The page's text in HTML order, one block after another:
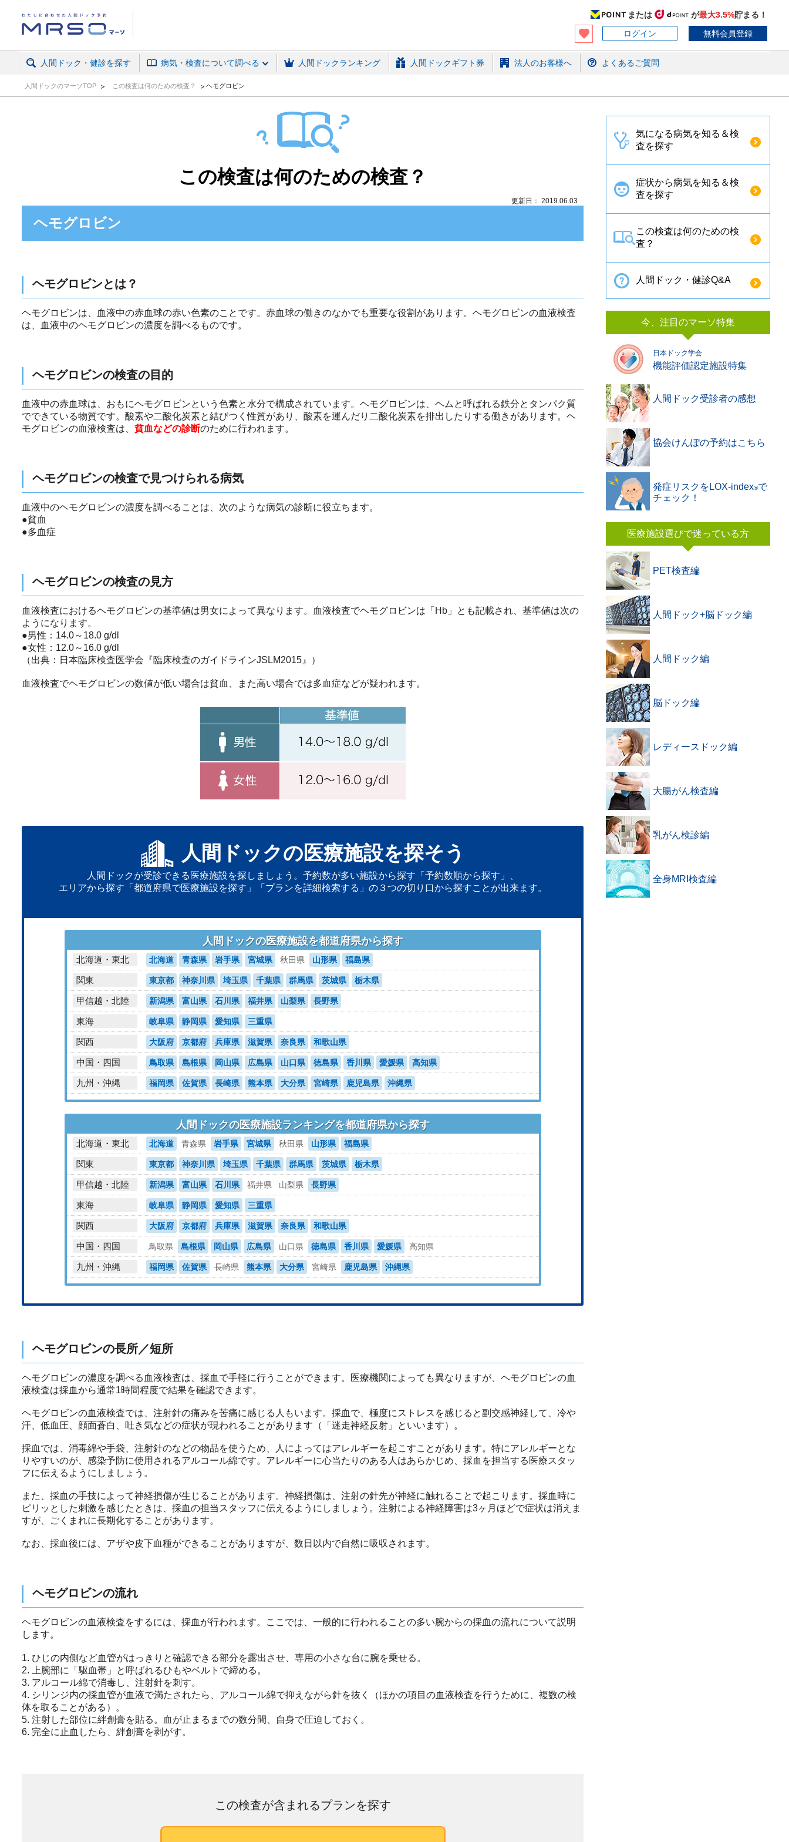
または が最大3.5%貯まる！
ログイン 無料会員登録
人間ドック・健診を探す 病気・検査について調べる 人間ドックランキング 人間ドックギフト券 法人のお客様へ よくあるご質問
人間ドックのマーソTOP この検査は何のための検査？ ヘモグロビン
この検査は何のための検査？
更新日： 2019.06.03
ヘモグロビン
ヘモグロビンとは？
ヘモグロビンは、血液中の赤血球の赤い色素のことです。赤血球の働きのなかでも重要な役割があります。ヘモグロビンの血液検査
は、血液中のヘモグロビンの濃度を調べるものです。
ヘモグロビンの検査の目的
血液中の赤血球は、おもにヘモグロビンという色素と水分で構成されています。ヘモグロビンは、ヘムと呼ばれる鉄分とタンパク質
でできている物質です。酸素や二酸化炭素と結びつく性質があり、酸素を運んだり二酸化炭素を排出したりする働きがあります。ヘ
モグロビンの血液検査は、 貧血などの診断のために行われます。
ヘモグロビンの検査で見つけられる病気
血液中のヘモグロビンの濃度を調べることは、次のような病気の診断に役立ちます。
●貧血
●多血症
ヘモグロビンの検査の見方
血液検査におけるヘモグロビンの基準値は男女によって異なります。血液検査でヘモグロビンは「Hb」とも記載され、基準値は次の
ようになります。
●男性：14.0～18.0 g/dl
●女性：12.0～16.0 g/dl
（出典：日本臨床検査医学会『臨床検査のガイドラインJSLM2015』）
血液検査でヘモグロビンの数値が低い場合は貧血、また高い場合では多血症などが疑われます。
人間ドックの医療施設を探そう
人間ドックが受診できる医療施設を探しましょう。予約数が多い施設から探す「予約数順から探す」、
エリアから探す「都道府県で医療施設を探す」「プランを詳細検索する」の３つの切り口から探すことが出来ます。
人間ドックの医療施設を都道府県から探す
北海道・東北 北海道 青森県 岩手県 宮城県 秋田県 山形県 福島県
関東 東京都 神奈川県 埼玉県 千葉県 群馬県 茨城県 栃木県
甲信越・北陸 新潟県 富山県 石川県 福井県 山梨県 長野県
東海 岐阜県 静岡県 愛知県 三重県
関西 大阪府 京都府 兵庫県 滋賀県 奈良県 和歌山県
中国・四国 鳥取県 島根県 岡山県 広島県 山口県 徳島県 香川県 愛媛県 高知県
九州・沖縄 福岡県 佐賀県 長崎県 熊本県 大分県 宮崎県 鹿児島県 沖縄県
人間ドックの医療施設ランキングを都道府県から探す
北海道・東北 北海道 青森県 岩手県 宮城県 秋田県 山形県 福島県
関東 東京都 神奈川県 埼玉県 千葉県 群馬県 茨城県 栃木県
甲信越・北陸 新潟県 富山県 石川県 福井県 山梨県 長野県
東海 岐阜県 静岡県 愛知県 三重県
関西 大阪府 京都府 兵庫県 滋賀県 奈良県 和歌山県
中国・四国 鳥取県 島根県 岡山県 広島県 山口県 徳島県 香川県 愛媛県 高知県
九州・沖縄 福岡県 佐賀県 長崎県 熊本県 大分県 宮崎県 鹿児島県 沖縄県
ヘモグロビンの長所／短所
ヘモグロビンの濃度を調べる血液検査は、採血で手軽に行うことができます。医療機関によっても異なりますが、ヘモグロビンの血
液検査は採血から通常1時間程度で結果を確認できます。
ヘモグロビンの血液検査では、注射針の痛みを苦痛に感じる人もいます。採血で、極度にストレスを感じると副交感神経して、冷や
汗、低血圧、顔面蒼白、吐き気などの症状が現われることがあります（「迷走神経反射」といいます）。
採血では、消毒綿や手袋、注射針のなどの物品を使うため、人によってはアレルギーを起こすことがあります。特にアレルギーとな
りやすいのが、感染予防に使用されるアルコール綿です。アレルギーに心当たりのある人はあらかじめ、採血を担当する医療スタッ
フに伝えるようにしましょう。
また、採血の手技によって神経損傷が生じることがあります。神経損傷は、注射の針先が神経に触れることで起こります。採血時に
ピリッとした刺激を感じたときは、採血の担当スタッフに伝えるようにしましょう。注射による神経障害は3ヶ月ほどで症状は消えま
すが、ごくまれに長期化することがあります。
なお、採血後には、アザや皮下血種ができることがありますが、数日以内で自然に吸収されます。
ヘモグロビンの流れ
ヘモグロビンの血液検査をするには、採血が行われます。ここでは、一般的に行われることの多い腕からの採血の流れについて説明
します。
1. ひじの内側など血管がはっきりと確認できる部分を露出させ、専用の小さな台に腕を乗せる。
2. 上腕部に「駆血帯」と呼ばれるひもやベルトで締める。
3. アルコール綿で消毒し、注射針を刺す。
4. シリンジ内の採血管が血液で満たされたら、アルコール綿で抑えながら針を抜く（ほかの項目の血液検査を行うために、複数の検
体を取ることがある）。
5. 注射した部位に絆創膏を貼る。血が止まるまでの数分間、自身で圧迫しておく。
6. 完全に止血したら、絆創膏を剥がす。
この検査が含まれるプランを探す
気になる病気を知る＆検
査を探す
症状から病気を知る＆検
査を探す
この検査は何のための検
査？
人間ドック・健診Q&A
今、注目のマーソ特集
日本ドック学会
機能評価認定施設特集
人間ドック受診者の感想
協会けんぽの予約はこちら
発症リスクをLOX-index®️で
チェック！
医療施設選びで迷っている方
PET検査編
人間ドック+脳ドック編
人間ドック編
脳ドック編
レディースドック編
大腸がん検査編
乳がん検診編
全身MRI検査編